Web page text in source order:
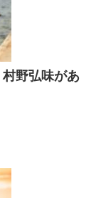
野弘味があ